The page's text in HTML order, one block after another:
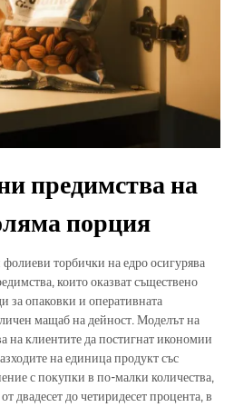
предимства на
порция
торбички на едро осигурява
които оказват съществено
за опаковки и оперативната
мащаб на дейност. Моделът на
на клиентите да постигнат икономии
на единица продукт със
с покупки в по-малки количества,
двадесет до четиридесет процента, в